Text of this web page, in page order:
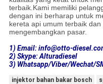
terbaik. Kami memiliki
dengan ini berharap untuk
kereta api umum terbaik
mengembangkan pasar.
1) Email: info@otto-
2) Skype: Alturadiesel
3) Whatsapp/Viber/Wechat/
injektor bahan bakar bosch